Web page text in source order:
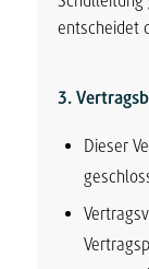
entscheidet
3.
Dieser